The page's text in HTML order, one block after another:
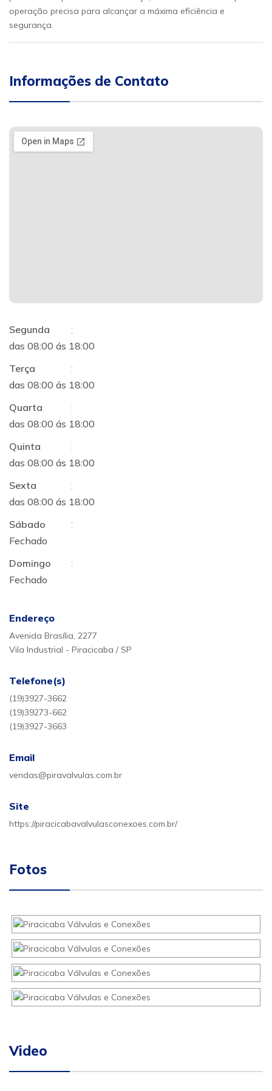
operação precisa para alcançar a máxima eficiência e
segurança.
Informações de Contato
Segunda
:
das 08:00 ás 18:00
Terça
:
das 08:00 ás 18:00
Quarta
:
das 08:00 ás 18:00
Quinta
:
das 08:00 ás 18:00
Sexta
:
das 08:00 ás 18:00
Sábado
:
Fechado
Domingo
:
Fechado
Endereço
Avenida Brasília, 2277
Vila Industrial - Piracicaba / SP
Telefone(s)
(19)3927-3662
(19)39273-662
(19)3927-3663
Email
vendas@piravalvulas.com.br
Site
https://piracicabavalvulasconexoes.com.br/
Fotos
Video